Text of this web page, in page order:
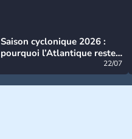
Saison cyclonique 2026 :
pourquoi l’Atlantique reste
22/07